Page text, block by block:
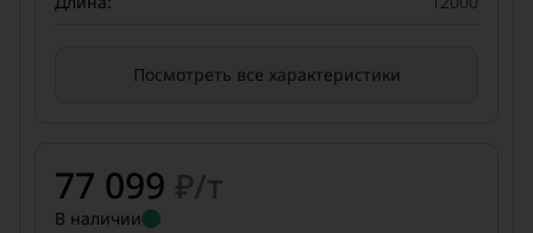
Посмотреть все характеристики
77 099 ₽/т
В наличии